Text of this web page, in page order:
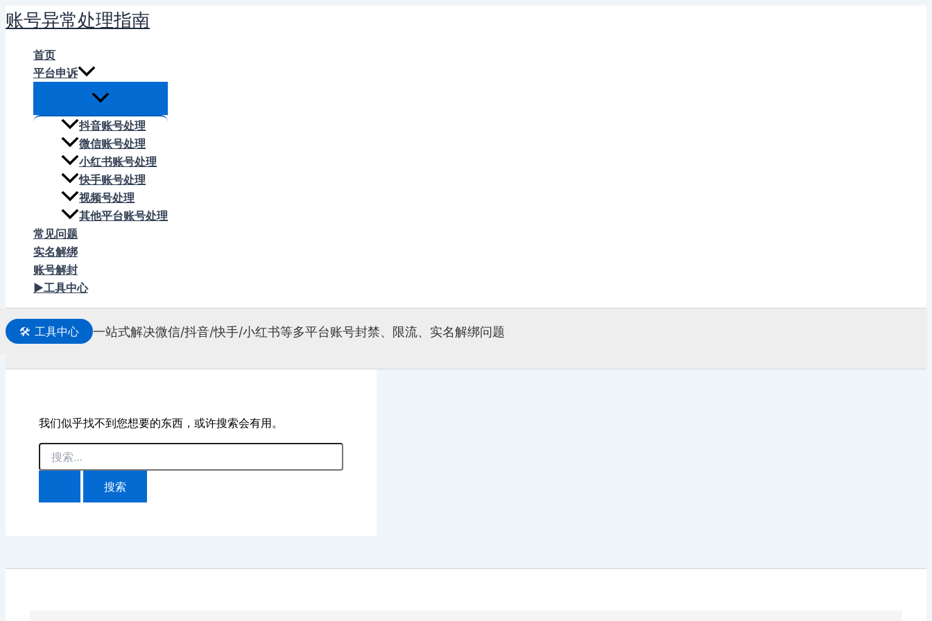
跳
至
账号异常处理指南
首页
平台申诉
抖音账号处理
微信账号处理
小红书账号处理
快手账号处理
视频号处理
其他平台账号处理
常见问题
实名解绑
账号解封
▶工具中心
🛠️ 工具中心 一站式解决微信/抖音/快手/小红书等多平台账号封禁、限流、实名解绑问题
我们似乎找不到您想要的东西，或许搜索会有用。
搜
索：